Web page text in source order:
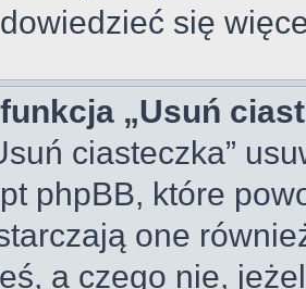
się
„Usuń
ciasteczka”
phpBB, które
one
a czego nie,